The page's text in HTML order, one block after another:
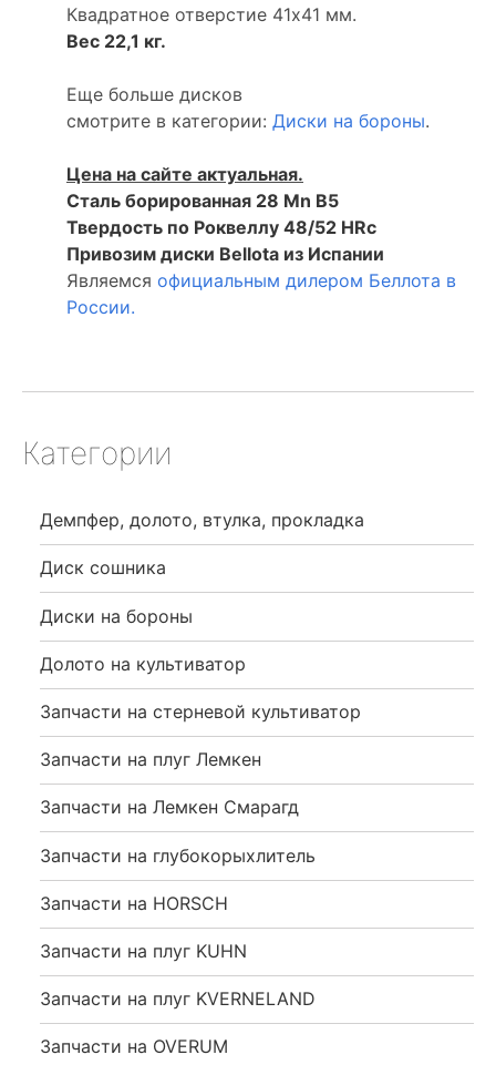
Квадратное отверстие 41х41 мм.
Вес 22,1 кг.
Еще больше дисков
смотрите в категории: Диски на бороны.
Цена на сайте актуальная.
Сталь борированная 28 Mn B5
Твердость по Роквеллу 48/52 HRc
Привозим диски Bellota из Испании
Являемся официальным дилером Беллота в
России.
Категории
Демпфер, долото, втулка, прокладка
Диск сошника
Диски на бороны
Долото на культиватор
Запчасти на стерневой культиватор
Запчасти на плуг Лемкен
Запчасти на Лемкен Смарагд
Запчасти на глубокорыхлитель
Запчасти на HORSCH
Запчасти на плуг KUHN
Запчасти на плуг KVERNELAND
Запчасти на OVERUM